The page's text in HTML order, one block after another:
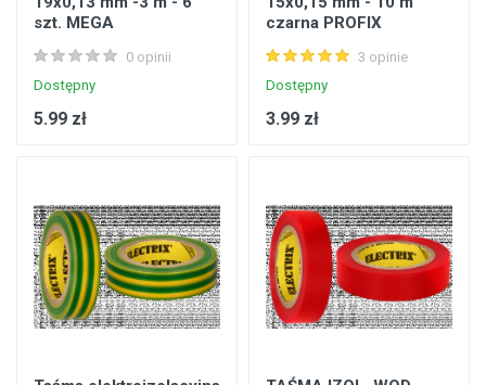
szt. MEGA
0 opinii
Dostępny
5.99 zł
czarna PROFIX
3 opinie
Dostępny
3.99 zł